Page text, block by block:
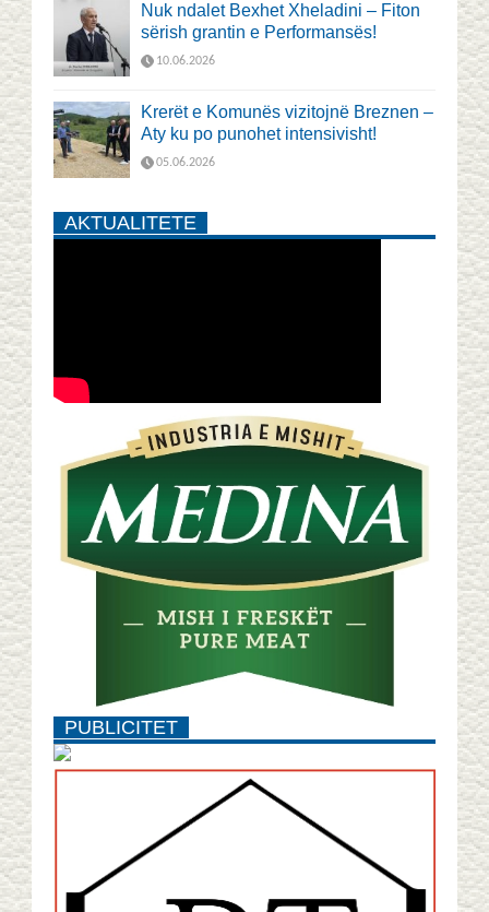
Nuk ndalet Bexhet Xheladini – Fiton
sërish grantin e Performansës!
10.06.2026
Krerët e Komunës vizitojnë Breznen –
Aty ku po punohet intensivisht!
05.06.2026
AKTUALITETE
PUBLICITET